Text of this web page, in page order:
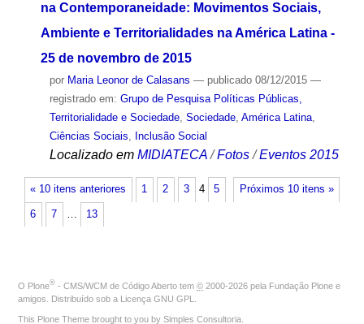
na Contemporaneidade: Movimentos Sociais,
Ambiente e Territorialidades na América Latina -
25 de novembro de 2015
por Maria Leonor de Calasans — publicado08/12/2015 —
registrado em: Grupo de Pesquisa Políticas Públicas,
Territorialidade e Sociedade, Sociedade, América Latina,
Ciências Sociais, Inclusão Social
Localizado em MIDIATECA /Fotos /Eventos 2015
« 10 itens anteriores Próximos 10 itens »
1 2 3 4 5
6 7 … 13
O Plone® - CMS/WCM de Código Aberto tem © 2000-2026 pela Fundação Plone e
amigos. Distribuído sob a Licença GNU GPL
This Plone Theme brought to you by Simples Consultoria